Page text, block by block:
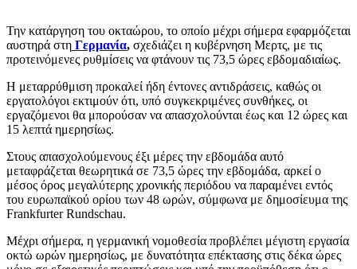
Την κατάργηση του οκταώρου, το οποίο μέχρι σήμερα εφαρμόζεται
αυστηρά στη Γερμανία, σχεδιάζει η κυβέρνηση Μερτς, με τις
προτεινόμενες ρυθμίσεις να φτάνουν τις 73,5 ώρες εβδομαδιαίως.
Η μεταρρύθμιση προκαλεί ήδη έντονες αντιδράσεις, καθώς οι
εργατολόγοι εκτιμούν ότι, υπό συγκεκριμένες συνθήκες, οι
εργαζόμενοι θα μπορούσαν να απασχολούνται έως και 12 ώρες και
15 λεπτά ημερησίως.
Στους απασχολούμενους έξι μέρες την εβδομάδα αυτό
μεταφράζεται θεωρητικά σε 73,5 ώρες την εβδομάδα, αρκεί ο
μέσος όρος μεγαλύτερης χρονικής περιόδου να παραμένει εντός
του ευρωπαϊκού ορίου των 48 ωρών, σύμφωνα με δημοσίευμα της
Frankfurter Rundschau.
Μέχρι σήμερα, η γερμανική νομοθεσία προβλέπει μέγιστη εργασία
οκτώ ωρών ημερησίως, με δυνατότητα επέκτασης στις δέκα ώρες